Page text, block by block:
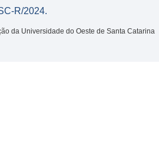
R/2024.
da Universidade do Oeste de Santa Catarina